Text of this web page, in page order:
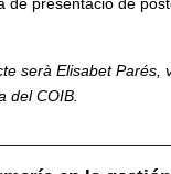
de presentació de
serà Elisabet Parés,
del COIB.